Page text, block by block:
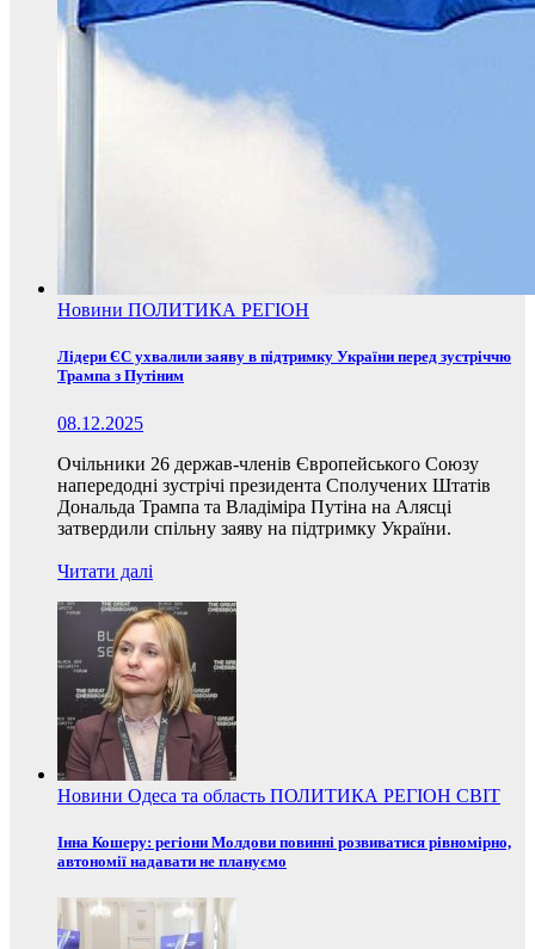
Новини ПОЛИТИКА РЕГІОН
Лідери ЄС ухвалили заяву в підтримку України перед зустріччю
Трампа з Путіним
08.12.2025
Очільники 26 держав-членів Європейського Союзу
напередодні зустрічі президента Сполучених Штатів
Дональда Трампа та Владіміра Путіна на Алясці
затвердили спільну заяву на підтримку України.
Читати далі
Новини Одеса та область ПОЛИТИКА РЕГІОН СВІТ
Інна Кошеру: регіони Молдови повинні розвиватися рівномірно,
автономії надавати не плануємо